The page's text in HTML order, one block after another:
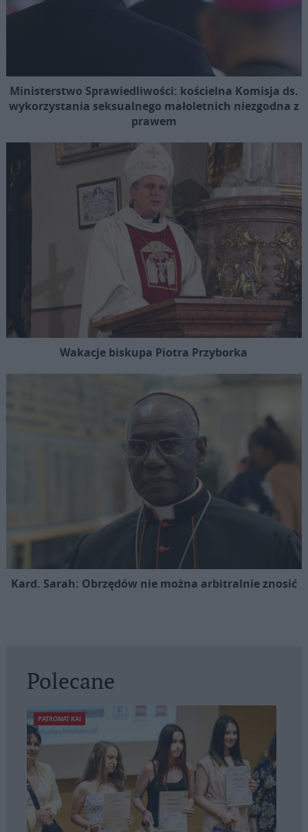
Ministerstwo Sprawiedliwości: kościelna Komisja ds.
wykorzystania seksualnego małoletnich niezgodna z
prawem
Wakacje biskupa Piotra Przyborka
Kard. Sarah: Obrzędów nie można arbitralnie znosić
Polecane
PATRONAT KAI